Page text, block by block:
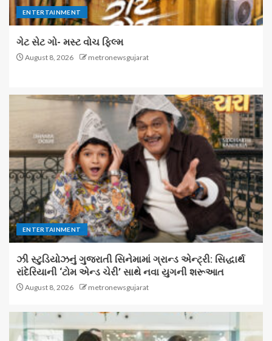
ENTERTAINMENT
ગેટ સેટ ગો- મસ્ટ વોચ ફિલ્મ
August 8, 2026 metronewsgujarat
ENTERTAINMENT
ઝી સ્ટુડિયોઝનું ગુજરાતી સિનેમામાં ગ્રાન્ડ એન્ટ્રી: સિદ્ધાર્થ
રાંદેરિયાની ‘ટોમ એન્ડ ચેરી’ સાથે નવા યુગની શરૂઆત
August 8, 2026 metronewsgujarat